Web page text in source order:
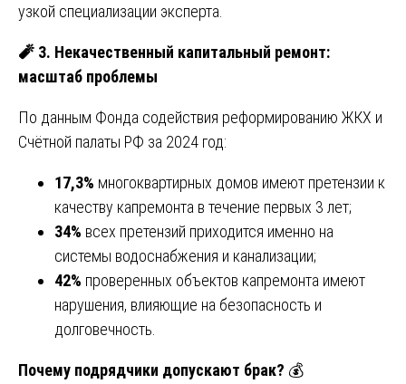
узкой специализации эксперта.
🧨 3. Некачественный капитальный ремонт:
масштаб проблемы
По данным Фонда содействия реформированию ЖКХ и
Счётной палаты РФ за 2024 год:
17,3% многоквартирных домов имеют претензии к
качеству капремонта в течение первых 3 лет;
34% всех претензий приходится именно на
системы водоснабжения и канализации;
42% проверенных объектов капремонта имеют
нарушения, влияющие на безопасность и
долговечность.
Почему подрядчики допускают брак? 💰